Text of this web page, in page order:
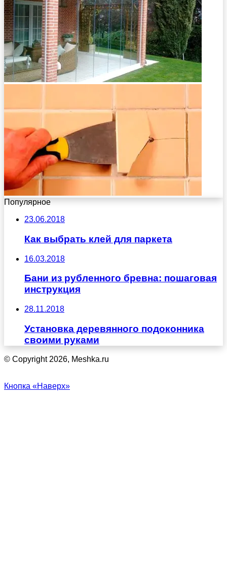
Популярное
23.06.2018
Как выбрать клей для паркета
16.03.2018
Бани из рубленного бревна: пошаговая
инструкция
28.11.2018
Установка деревянного подоконника
своими руками
© Copyright 2026, Meshka.ru
Кнопка «Наверх»